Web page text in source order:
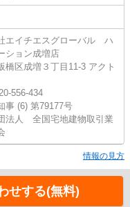
エイチエスグローバル ハ
ション成増店
橋区成増３丁目11-3 アクト
556-434
事 (6) 第79177号
法人 全国宅地建物取引業
情報の見方
せする(無料)